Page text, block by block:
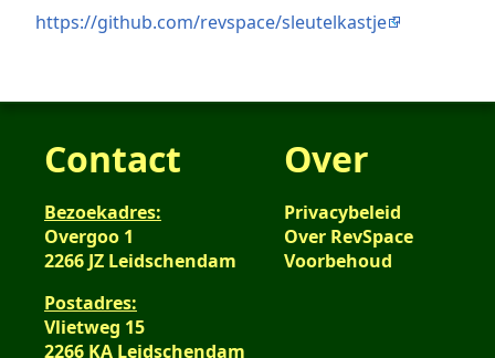
https://github.com/revspace/sleutelkastje
Contact
Bezoekadres:
Overgoo 1
2266 JZ Leidschendam
Postadres:
Vlietweg 15
2266 KA Leidschendam
Over
Privacybeleid
Over RevSpace
Voorbehoud